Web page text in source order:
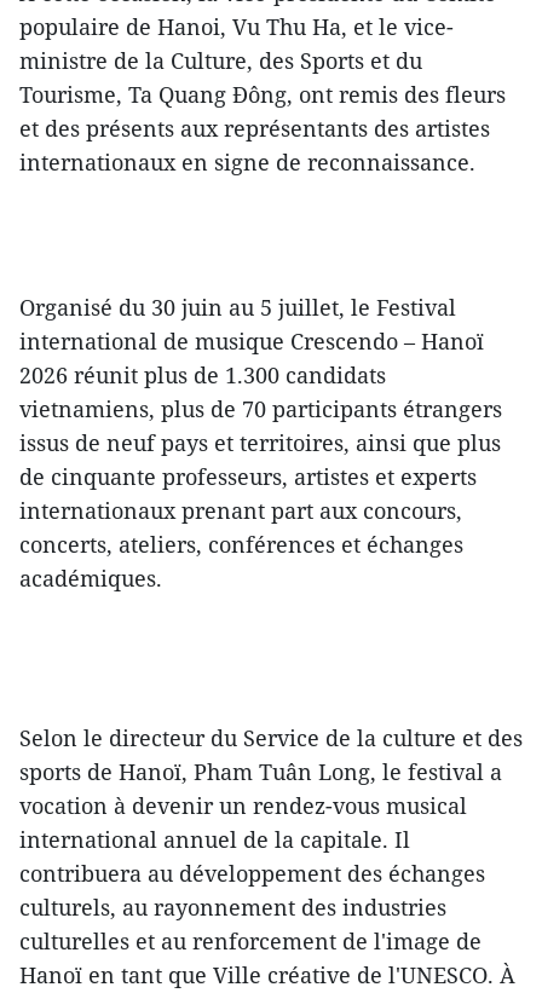
populaire de Hanoi, Vu Thu Ha, et le vice-
ministre de la Culture, des Sports et du
Tourisme, Ta Quang Đông, ont remis des fleurs
et des présents aux représentants des artistes
internationaux en signe de reconnaissance.
Organisé du 30 juin au 5 juillet, le Festival
international de musique Crescendo – Hanoï
2026 réunit plus de 1.300 candidats
vietnamiens, plus de 70 participants étrangers
issus de neuf pays et territoires, ainsi que plus
de cinquante professeurs, artistes et experts
internationaux prenant part aux concours,
concerts, ateliers, conférences et échanges
académiques.
Selon le directeur du Service de la culture et des
sports de Hanoï, Pham Tuân Long, le festival a
vocation à devenir un rendez-vous musical
international annuel de la capitale. Il
contribuera au développement des échanges
culturels, au rayonnement des industries
culturelles et au renforcement de l'image de
Hanoï en tant que Ville créative de l'UNESCO. À